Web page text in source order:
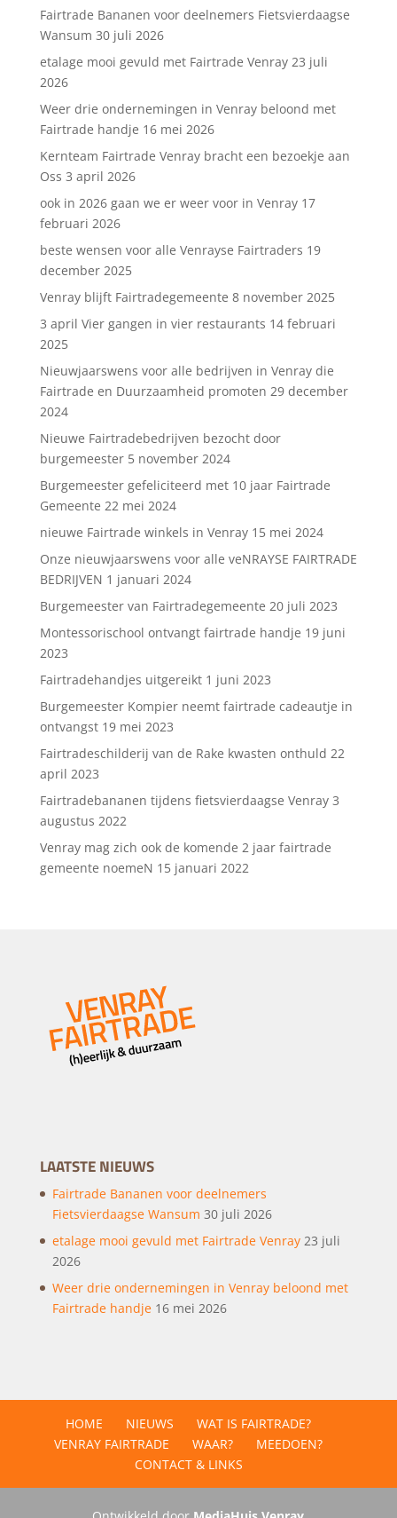
Fairtrade Bananen voor deelnemers Fietsvierdaagse
Wansum 30 juli 2026
etalage mooi gevuld met Fairtrade Venray 23 juli
2026
Weer drie ondernemingen in Venray beloond met
Fairtrade handje 16 mei 2026
Kernteam Fairtrade Venray bracht een bezoekje aan
Oss 3 april 2026
ook in 2026 gaan we er weer voor in Venray 17
februari 2026
beste wensen voor alle Venrayse Fairtraders 19
december 2025
Venray blijft Fairtradegemeente 8 november 2025
3 april Vier gangen in vier restaurants 14 februari
2025
Nieuwjaarswens voor alle bedrijven in Venray die
Fairtrade en Duurzaamheid promoten 29 december
2024
Nieuwe Fairtradebedrijven bezocht door
burgemeester 5 november 2024
Burgemeester gefeliciteerd met 10 jaar Fairtrade
Gemeente 22 mei 2024
nieuwe Fairtrade winkels in Venray 15 mei 2024
Onze nieuwjaarswens voor alle veNRAYSE FAIRTRADE
BEDRIJVEN 1 januari 2024
Burgemeester van Fairtradegemeente 20 juli 2023
Montessorischool ontvangt fairtrade handje 19 juni
2023
Fairtradehandjes uitgereikt 1 juni 2023
Burgemeester Kompier neemt fairtrade cadeautje in
ontvangst 19 mei 2023
Fairtradeschilderij van de Rake kwasten onthuld 22
april 2023
Fairtradebananen tijdens fietsvierdaagse Venray 3
augustus 2022
Venray mag zich ook de komende 2 jaar fairtrade
gemeente noemeN 15 januari 2022
LAATSTE NIEUWS
Fairtrade Bananen voor deelnemers
Fietsvierdaagse Wansum 30 juli 2026
etalage mooi gevuld met Fairtrade Venray 23 juli
2026
Weer drie ondernemingen in Venray beloond met
Fairtrade handje 16 mei 2026
HOME NIEUWS
WAT IS FAIRTRADE?
VENRAY FAIRTRADE
WAAR?
MEEDOEN?
CONTACT & LINKS